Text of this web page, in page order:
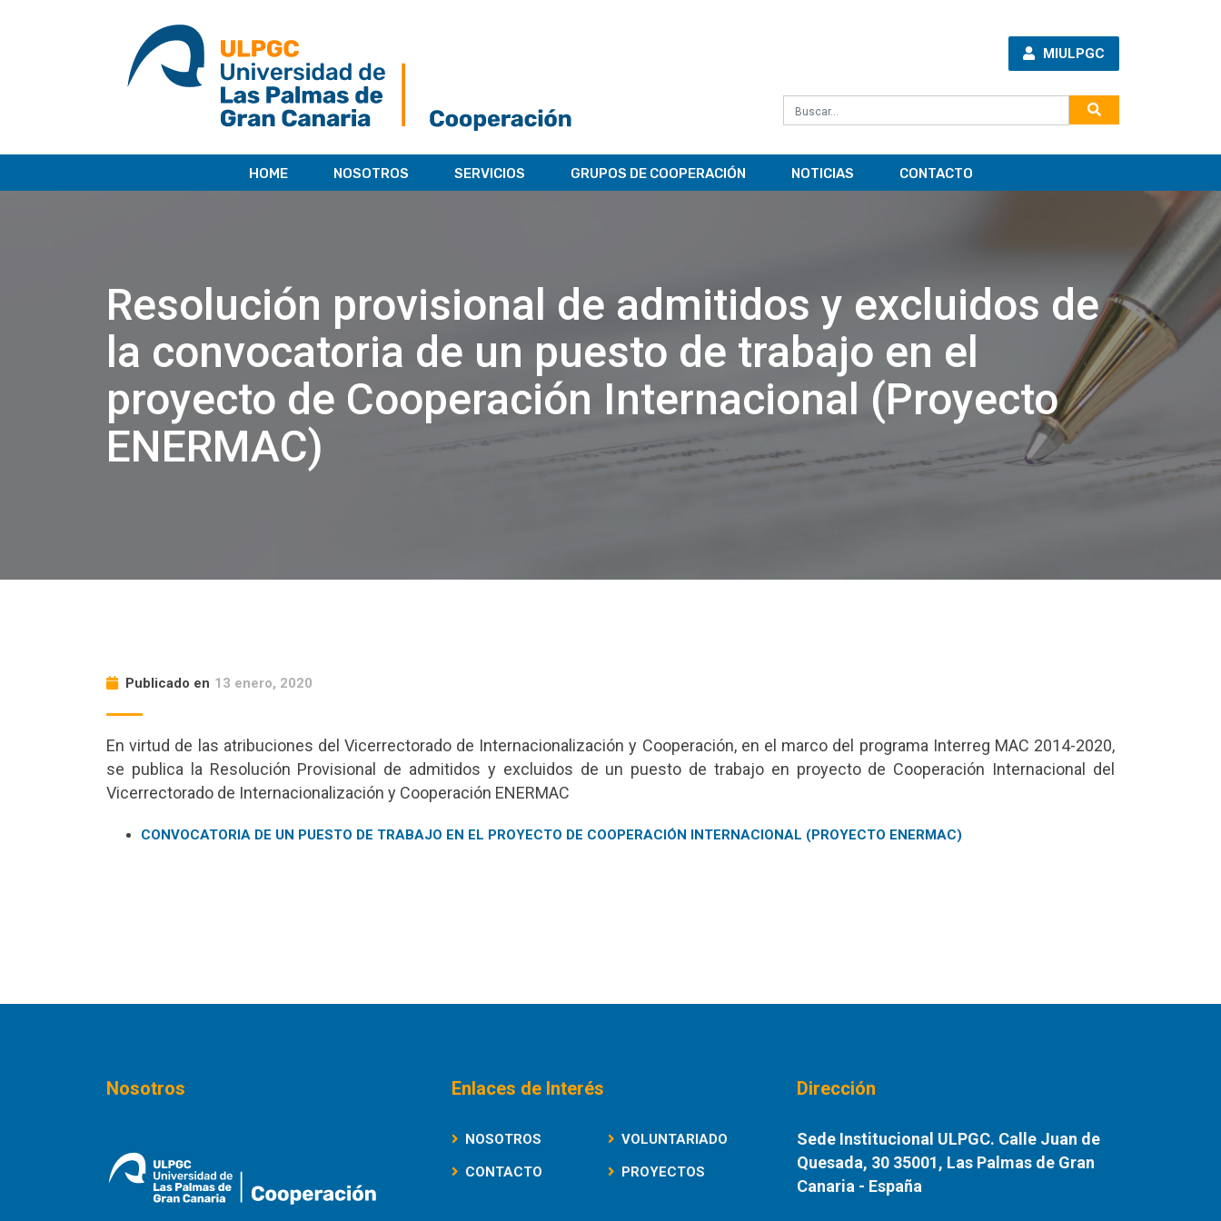
MIULPGC
HOME NOSOTROS SERVICIOS GRUPOS DE COOPERACIÓN NOTICIAS CONTACTO
Resolución provisional de admitidos y excluidos de
la convocatoria de un puesto de trabajo en el
proyecto de Cooperación Internacional (Proyecto
ENERMAC)
Publicado en 13 enero, 2020
En virtud de las atribuciones del Vicerrectorado de Internacionalización y Cooperación, en el marco del programa Interreg MAC 2014-2020,
se publica la Resolución Provisional de admitidos y excluidos de un puesto de trabajo en proyecto de Cooperación Internacional del
Vicerrectorado de Internacionalización y Cooperación ENERMAC
CONVOCATORIA DE UN PUESTO DE TRABAJO EN EL PROYECTO DE COOPERACIÓN INTERNACIONAL (PROYECTO ENERMAC)
Nosotros Enlaces de Interés
NOSOTROS
VOLUNTARIADO
CONTACTO
PROYECTOS
Dirección
Sede Institucional ULPGC. Calle Juan de
Quesada, 30 35001, Las Palmas de Gran
Canaria - España